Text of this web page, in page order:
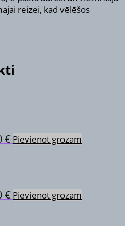
reizei, kad vēlēšos
€ Pievienot grozam
€ Pievienot grozam